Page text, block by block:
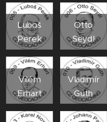
Luboš
Perek
Otto
Seydl
Vilém
Erhart
Vladimír
Guth